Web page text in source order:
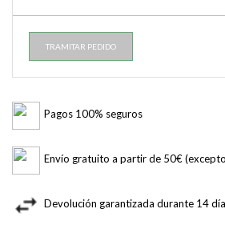
TRAMITAR PEDIDO
Pagos 100% seguros
Envío gratuito a partir de 50€
Devolución garantizada durante 14